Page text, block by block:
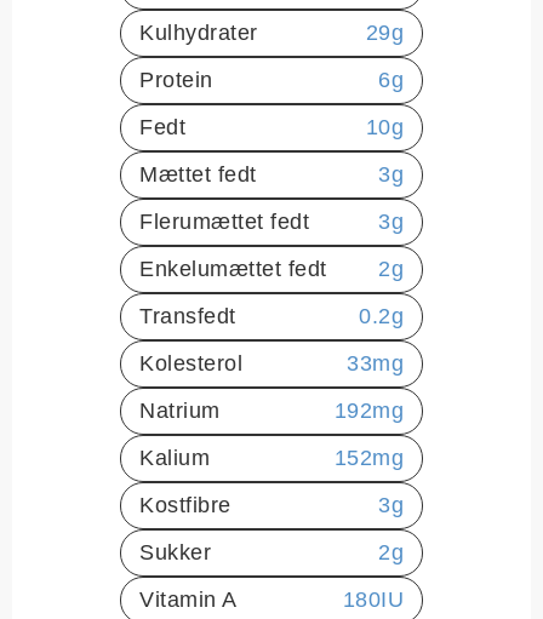
Kulhydrater
29g
Protein
6g
Fedt
10g
Mættet fedt
3g
Flerumættet fedt
3g
Enkelumættet fedt
2g
Transfedt
0.2g
Kolesterol
33mg
Natrium
192mg
Kalium
152mg
Kostfibre
3g
Sukker
2g
Vitamin A
180IU